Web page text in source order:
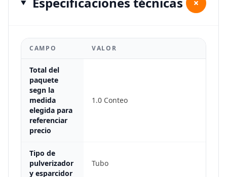
+
CAMPO VALOR
Total del
paquete
segn la
medida
elegida para
referenciar
precio
1.0 Conteo
Tipo de
pulverizador
y esparcidor
Tubo